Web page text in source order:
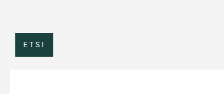
ETSI